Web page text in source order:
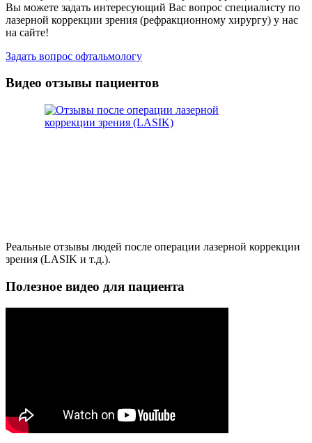
Вы можете задать интересующий Вас вопрос специалисту по
лазерной коррекции зрения (рефракционному хирургу) у нас
на сайте!
Задать вопрос офтальмологу
Видео отзывы пациентов
Реальные отзывы людей после операции лазерной коррекции
зрения (LASIK и т.д.).
Полезное видео для пациента